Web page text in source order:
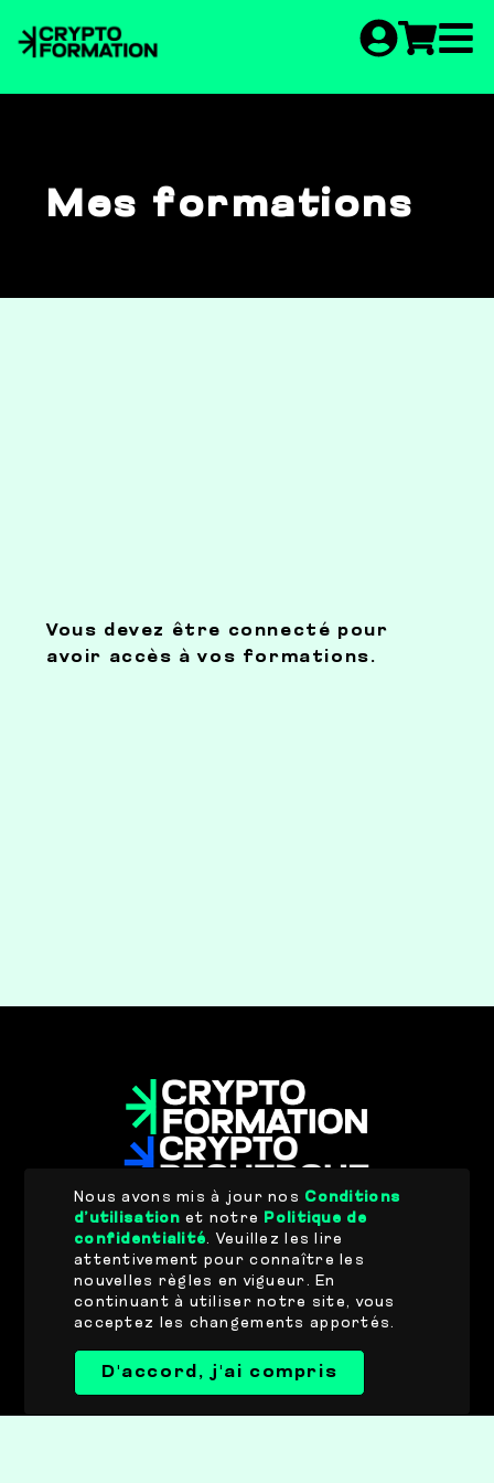
Mes formations
Vous devez être connecté pour
avoir accès à vos formations.
Telegram.
Nous avons mis à jour nos Conditions
d’utilisation et notre
Politique de
confidentialité. Veuillez les lire
attentivement pour connaître les
nouvelles règles en vigueur. En
continuant à utiliser notre site, vous
acceptez les changements apportés.
D'accord, j'ai compris